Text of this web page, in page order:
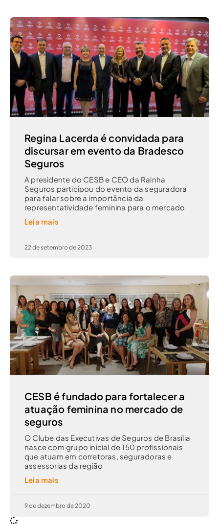
Regina Lacerda é convidada para
discursar em evento da Bradesco
Seguros
A presidente do CESB e CEO da Rainha
Seguros participou do evento da seguradora
para falar sobre a importância da
representatividade feminina para o mercado
Leia mais
22 de setembro de 2023
CESB é fundado para fortalecer a
atuação feminina no mercado de
seguros
O Clube das Executivas de Seguros de Brasília
nasce com grupo inicial de 150 profissionais
que atuam em corretoras, seguradoras e
assessorias da região
Leia mais
9 de dezembro de 2020